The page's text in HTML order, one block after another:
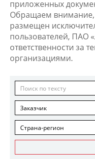
приложенных
Обращаем внимание,
размещен
пользователей, ПАО
ответственности за
организациями.
Заказчик
Страна-регион